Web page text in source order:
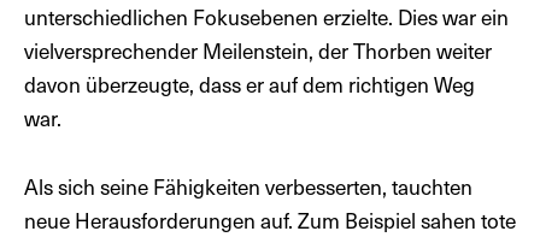
unterschiedlichen Fokusebenen erzielte. Dies war ein
vielversprechender Meilenstein, der Thorben weiter
davon überzeugte, dass er auf dem richtigen Weg
war.
Als sich seine Fähigkeiten verbesserten, tauchten
neue Herausforderungen auf. Zum Beispiel sahen tote